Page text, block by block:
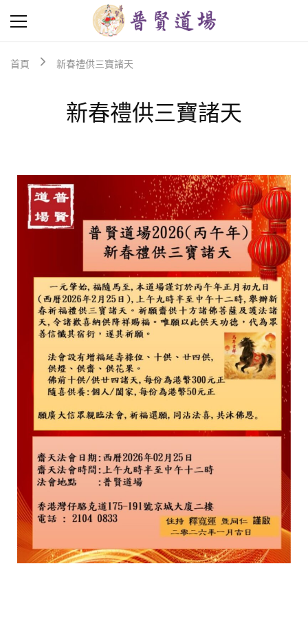
道
道
香
港
主
辦，
是
學
會
弘
的
進
一
步
拓
展，
道
場
秉
持
佛
陀
悲
喜
捨
之
本
壞，
以
「普
賢
實
行
願
首頁 新春禮供三寶諸天
新春禮供三寶諸天